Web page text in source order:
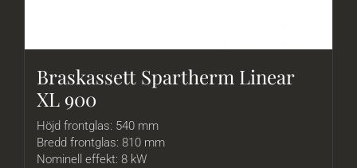
Braskassett Spartherm Linear
XL 900
Höjd frontglas: 540 mm
Bredd frontglas: 810 mm
Nominell effekt: 8 kW